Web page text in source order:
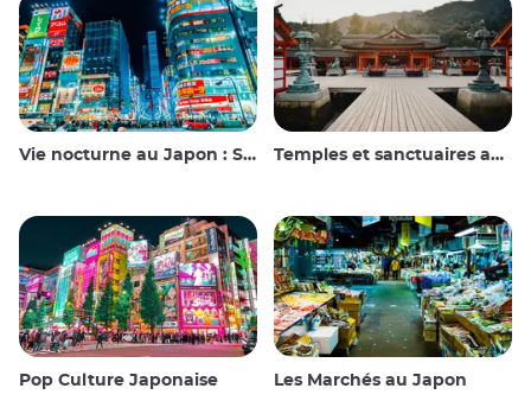
Vie nocturne au Japon : Sortir, voir et boire Temples et sanctuaires au Japon
Pop Culture Japonaise Les Marchés au Japon